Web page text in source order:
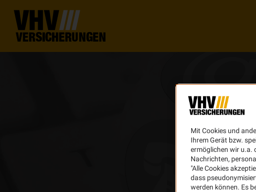
Mit Cookies und
Ihrem Gerät bzw.
ermöglichen wir u.a.
Nachrichten,
"Alle Cookies
dass
werden können. Es